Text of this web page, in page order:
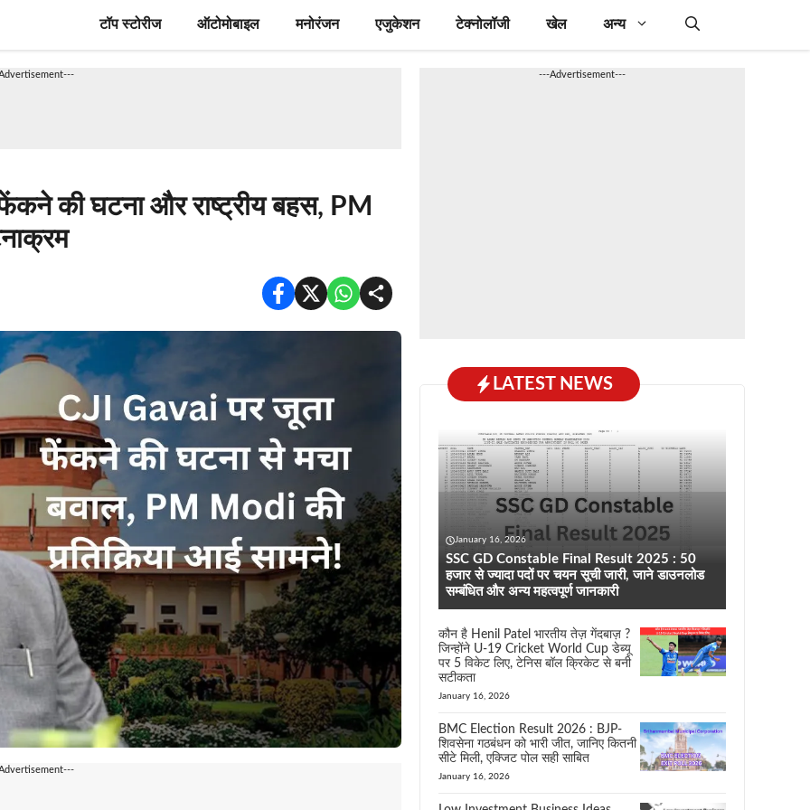
टॉप स्टोरीज ऑटोमोबाइल मनोरंजन एजुकेशन टेक्नोलॉजी खेल अन्य
की घटना और राष्ट्रीय बहस, PM
---Advertisement---
LATEST NEWS
January 16, 2026
SSC GD Constable Final Result 2025 : 50
हजार से ज्यादा पदों पर चयन सूची जारी, जाने डाउनलोड
सम्बंधित और अन्य महत्वपूर्ण जानकारी
कौन है Henil Patel भारतीय तेज़ गेंदबाज़ ?
जिन्होंने U-19 Cricket World Cup डेब्यू
पर 5 विकेट लिए, टेनिस बॉल क्रिकेट से बनी
सटीकता
January 16, 2026
BMC Election Result 2026 : BJP-
शिवसेना गठबंधन को भारी जीत, जानिए कितनी
सीटे मिली, एक्जिट पोल सही साबित
January 16, 2026